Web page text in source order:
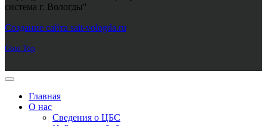
система г. Вологды"
Создание сайта sait-vologda.ru
Goto Top
Главная
О нас
Сведения о ЦБС